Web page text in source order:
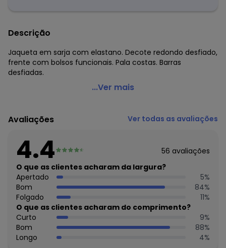
Descrição
Jaqueta em sarja com elastano. Decote redondo desfiado,
frente com bolsos funcionais. Pala costas. Barras
desfiadas.
Quintess - Jaqueta Branca com Barra Desfiada
Modelagem: Solto
Comprimento da manga: Longa
Complemento: Bolsos; desfiado na barra; pala costas
Fechamento: Botões
Tecido: Sarja
Composição: Conforme imagem etiqueta
Histórico de preços
O preço apresentado abaixo é o menor oferecido em
algum dia do mês, para o menor tamanho disponível.
agosto/2026
R$ 99,99
julho/2026 R$ 89,99
...Ver mais
Avaliações Ver todas as avaliações
4.4 56 avaliações
O que as clientes acharam da largura?
Apertado
5%
Bom
84%
Folgado
11%
O que as clientes acharam do comprimento?
Curto
9%
Bom
88%
Longo
4%